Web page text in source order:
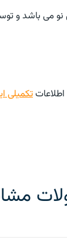
می باشد و
تکمیلی